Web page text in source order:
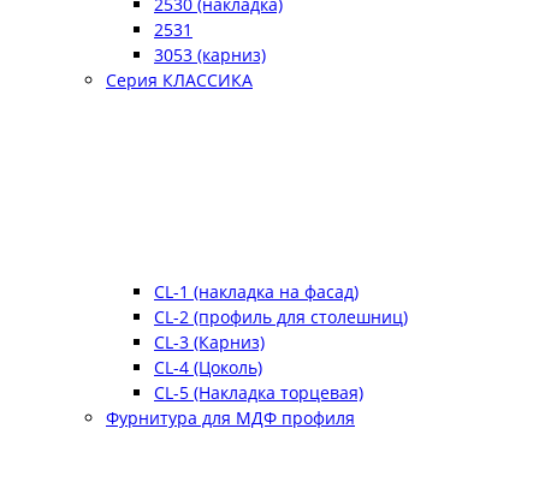
2531
3053 (карниз)
Серия КЛАССИКА
CL-1 (накладка на фасад)
CL-2 (профиль для столешниц)
CL-3 (Карниз)
CL-4 (Цоколь)
CL-5 (Накладка торцевая)
Фурнитура для МДФ профиля